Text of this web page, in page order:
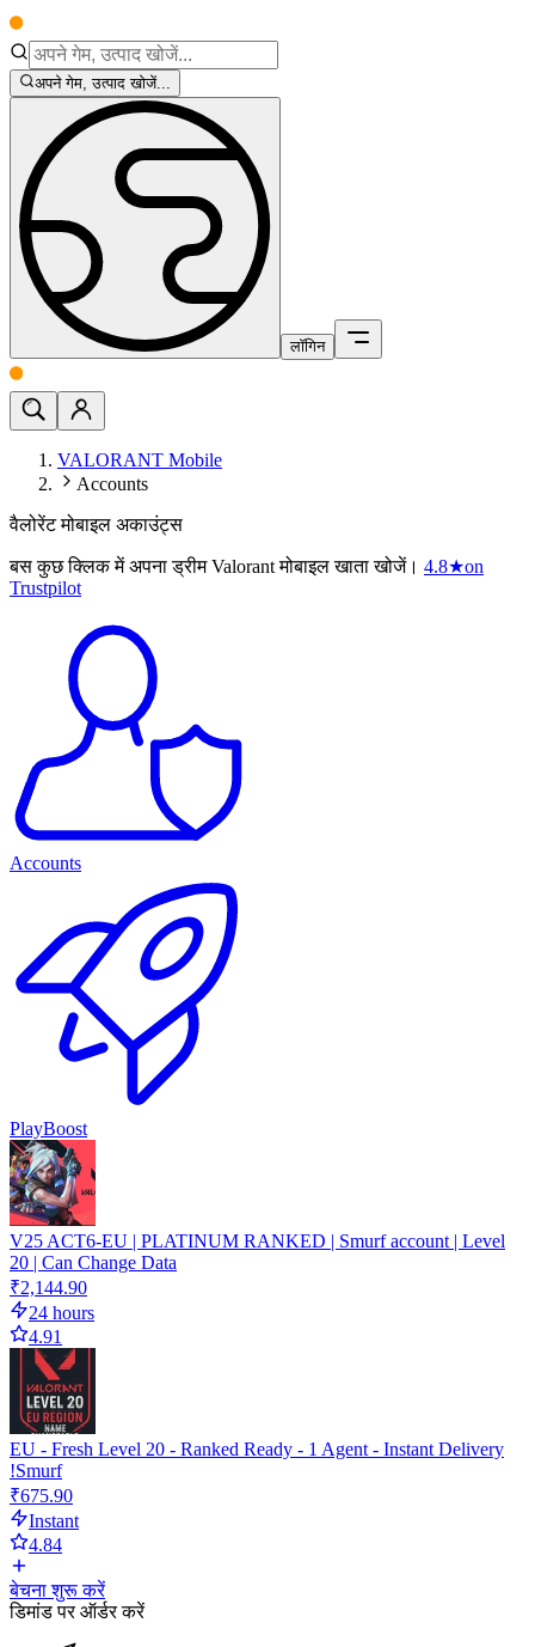
अपने गेम, उत्पाद खोजें...
लॉगिन
VALORANT Mobile
Accounts
वैलोरेंट मोबाइल अकाउंट्स
बस कुछ क्लिक में अपना ड्रीम Valorant मोबाइल खाता खोजें। 4.8★on
Trustpilot
Accounts
PlayBoost
V25 ACT6-EU | PLATINUM RANKED | Smurf account | Level
20 | Can Change Data
₹2,144.90
24 hours
4.91
EU - Fresh Level 20 - Ranked Ready - 1 Agent - Instant Delivery
!Smurf
₹675.90
Instant
4.84
बेचना शुरू करें
डिमांड पर ऑर्डर करें